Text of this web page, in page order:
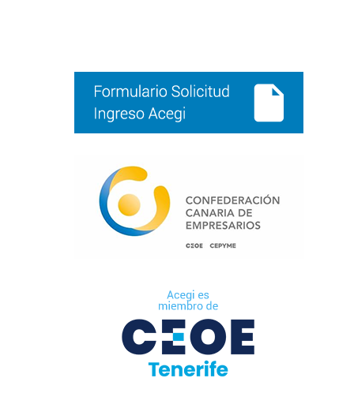
lateral
principal